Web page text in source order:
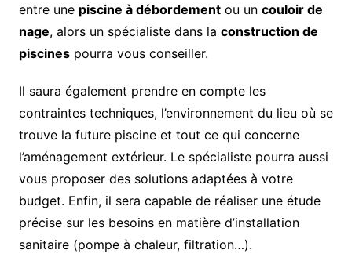
entre une piscine à débordementou un couloir de
nage, alors un spécialiste dans la construction de
piscinespourra vous conseiller.
Il saura également prendre en compte les
contraintes techniques, l’environnement du lieu où se
trouve la future piscine et tout ce qui concerne
l’aménagement extérieur. Le spécialiste pourra aussi
vous proposer des solutions adaptées à votre
budget. Enfin, il sera capable de réaliser une étude
précise sur les besoins en matière d’installation
sanitaire (pompe à chaleur, filtration…).